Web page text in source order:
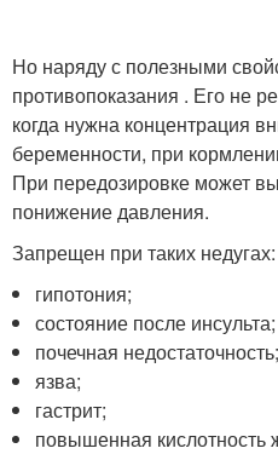
Но наряду с полезными
противопоказания . Его не
когда нужна концентрация
беременности, при
При передозировке может
понижение давления.
Запрещен при таких недугах:
гипотония;
состояние после инсульта;
почечная недостаточность;
язва;
гастрит;
повышенная кислотность